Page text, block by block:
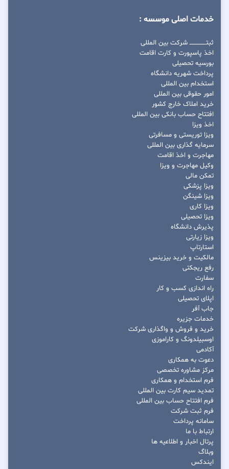
خدمات اصلی موسسه :
ثبتــــــــــــــــ شرکت بین المللی
اخذ پاسپورت و کارت اقامت
بورسیه تحصیلی
پرداخت شهریه دانشگاه
استخدام بین المللی
امور حقوقی بین المللی
خرید املاک خارج کشور
افتتاح حساب بانکی بین المللی
اخذ ویزا
ویزا توریستی و مسافرتی
سرمایه گذاری بین المللی
مهاجرت و اخذ اقامت
وکیل مهاجرت و ویزا
تمکن مالی
ویزا پزشکی
ویزا شینگن
ویزا کاری
ویزا تحصیلی
پذیرش دانشگاه
ویزا زیارتی
استارتاپ
مالکیت و خرید بیزینس
رفع ریجکتی
سفارت
راه اندازی کسب و کار
اپلای تحصیلی
جاب آفر
خدمات جزیره
خرید و فروش و واگذاری شرکت
اوسبیلدونگ و کاراموزی
آکادمی
دعوت به همکاری
مرکز مشاوره تخصصی
فرم استخدام و همکاری
تمدید سیم کارت بین المللی
فرم افتتاح حساب بین المللی
فرم ثبت شرکت
سامانه پرداخت
ارتباط با ما
پرتال اخبار و اطلاعیه ها
وبلاگ
ایندکس